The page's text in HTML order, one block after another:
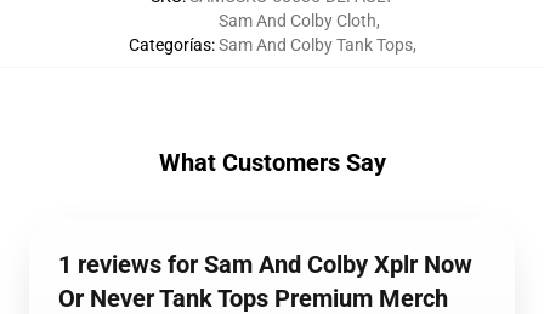
Categorías:
Sam And Colby Cloth,
Sam And Colby Tank Tops,
What Customers Say
1 reviews for Sam And Colby Xplr Now
Or Never Tank Tops Premium Merch